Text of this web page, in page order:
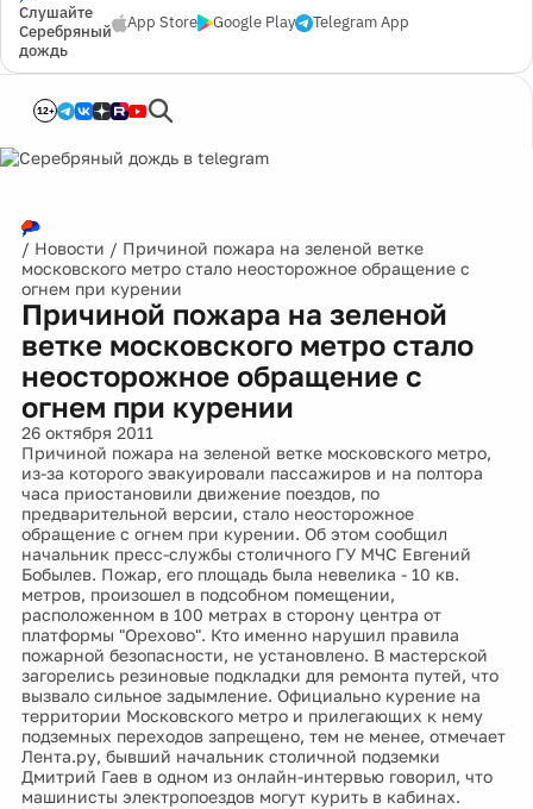
Слушайте
Серебряный
дождь
App Store Google Play Telegram App
12+
/ Новости / Причиной пожара на зеленой ветке
московского метро стало неосторожное обращение с
огнем при курении
Причиной пожара на зеленой
ветке московского метро стало
неосторожное обращение с
огнем при курении
26 октября 2011
Причиной пожара на зеленой ветке московского метро,
из-за которого эвакуировали пассажиров и на полтора
часа приостановили движение поездов, по
предварительной версии, стало неосторожное
обращение с огнем при курении. Об этом сообщил
начальник пресс-службы столичного ГУ МЧС Евгений
Бобылев. Пожар, его площадь была невелика - 10 кв.
метров, произошел в подсобном помещении,
расположенном в 100 метрах в сторону центра от
платформы "Орехово". Кто именно нарушил правила
пожарной безопасности, не установлено. В мастерской
загорелись резиновые подкладки для ремонта путей, что
вызвало сильное задымление. Официально курение на
территории Московского метро и прилегающих к нему
подземных переходов запрещено, тем не менее, отмечает
Лента.ру, бывший начальник столичной подземки
Дмитрий Гаев в одном из онлайн-интервью говорил, что
машинисты электропоездов могут курить в кабинах.